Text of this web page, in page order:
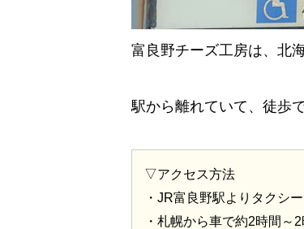
富良野チーズ工房は、北
駅から離れていて、徒歩
▽アクセス方法
・JR富良野駅よりタクシ
・札幌から車で約2時間～